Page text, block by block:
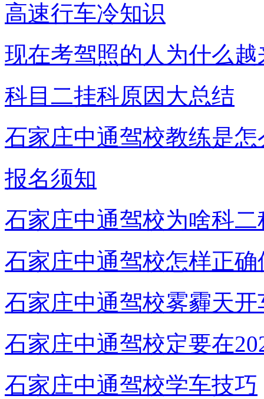
高速行车冷知识
现在考驾照的人为什么越
科目二挂科原因大总结
石家庄中通驾校教练是怎
报名须知
石家庄中通驾校为啥科
石家庄中通驾校怎样正
石家庄中通驾校雾霾天
石家庄中通驾校定要在
石家庄中通驾校学车技巧